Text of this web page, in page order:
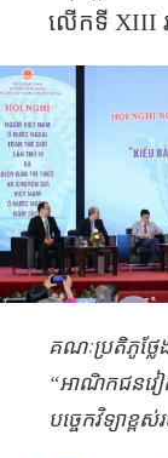
លើកទី XIII
គណៈប្រតិភូថ្លែ
“អាណិកជន
បច្ចេកវិទ្យាខ្